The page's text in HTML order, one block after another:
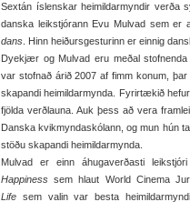
Sextán íslenskar heimildarmyndir
danska leikstjórann Evu Mulvad sem er
dans . Hinn heiðursgesturinn er einnig
Dyekjær og Mulvad eru meðal
var stofnað árið 2007 af fimm konum,
skapandi heimildarmynda. Fyrirtækið
fjölda verðlauna. Auk þess að vera
Danska kvikmyndaskólann, og mun hún
stöðu skapandi heimildarmynda.
Mulvad er einn áhugaverðasti
Happinesssem hlaut World Cinema
Life sem valin var besta